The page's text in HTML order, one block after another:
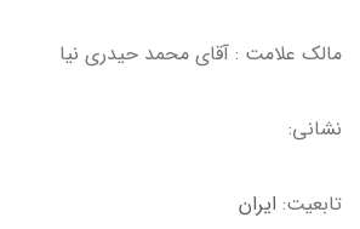
مالك علامت : آقاي محمد حيدري نيا
نشاني:
تابعيت: ايران